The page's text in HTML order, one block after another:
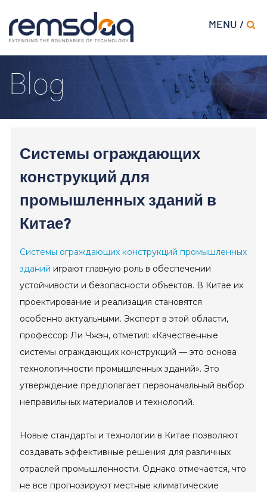
MENU /
Blog
Системы ограждающих
конструкций для
промышленных зданий в
Китае?
Системы ограждающих конструкций промышленных
зданий играют главную роль в обеспечении
устойчивости и безопасности объектов. В Китае их
проектирование и реализация становятся
особенно актуальными. Эксперт в этой области,
профессор Ли Чжэн, отметил: «Качественные
системы ограждающих конструкций — это основа
технологичности промышленных зданий». Это
утверждение предполагает первоначальный выбор
неправильных материалов и технологий.
Новые стандарты и технологии в Китае позволяют
создавать эффективные решения для различных
отраслей промышленности. Однако отмечается, что
не все прогнозируют местные климатические